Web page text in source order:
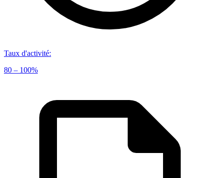
Taux d'activité:
80 – 100%